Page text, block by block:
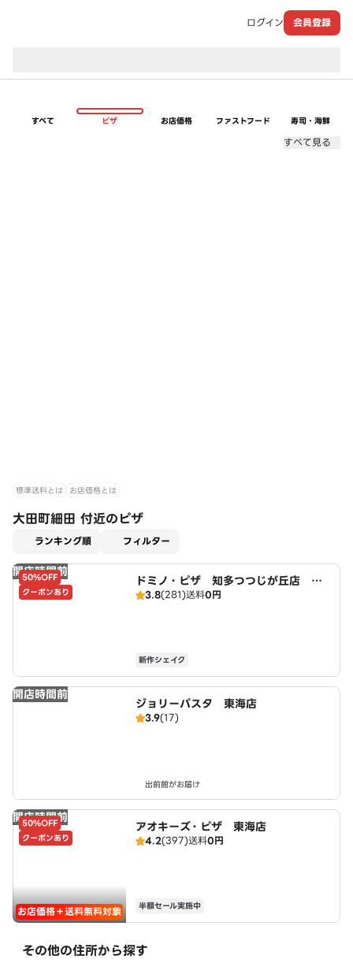
ログイン 会員登録
すべて ピザ お店価格 ファストフード 寿司・海鮮
すべて見る
標準送料とは お店価格とは
大田町細田 付近のピザ
ランキング順 フィルター
開店時間前
50%OFF
クーポンあり
ドミノ・ピザ 知多つつじが丘店 Do
mino's
3.8(281)送料0円
新作シェイク
開店時間前
ジョリーパスタ 東海店
3.9(17)
出前館がお届け
開店時間前
50%OFF
クーポンあり
お店価格＋送料無料対象
アオキーズ・ピザ 東海店
4.2(397)送料0円
半額セール実施中
その他の住所から探す